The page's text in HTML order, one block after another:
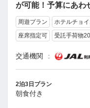
が可能！予算にあわ
周遊プラン ホテルチョ
座席指定可
受託手荷物
交通機関
2泊3日プラン
朝食付き